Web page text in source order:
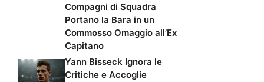
Compagni di Squadra
Portano la Bara in un
Commosso Omaggio all’Ex
Capitano
Yann Bisseck Ignora le
Critiche e Accoglie